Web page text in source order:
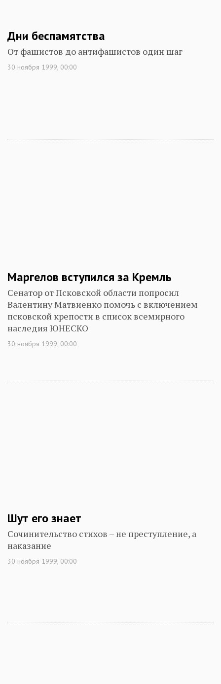
Дни беспамятства
От фашистов до антифашистов один шаг
30 ноября 1999, 00:00
Маргелов вступился за Кремль
Сенатор от Псковской области попросил
Валентину Матвиенко помочь с включением
псковской крепости в список всемирного
наследия ЮНЕСКО
30 ноября 1999, 00:00
Шут его знает
Сочинительство стихов – не преступление, а
наказание
30 ноября 1999, 00:00